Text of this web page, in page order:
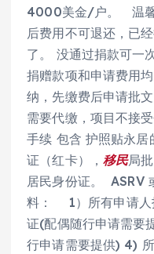
4000美金/户。 温馨
后费用不可退还，已
了。 没通过捐款可一
捐赠款项和申请费用
纳，先缴费后申请批
需要代缴，项目不接
手续 包含 护照贴永居
证（红卡）， 移民局
居民身份证。 ASRV
料： 1）所有申请人
证(配偶随行申请需要
行申请需要提供) 4)